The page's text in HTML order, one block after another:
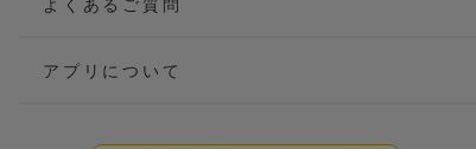
よくあるご質問
アプリについて